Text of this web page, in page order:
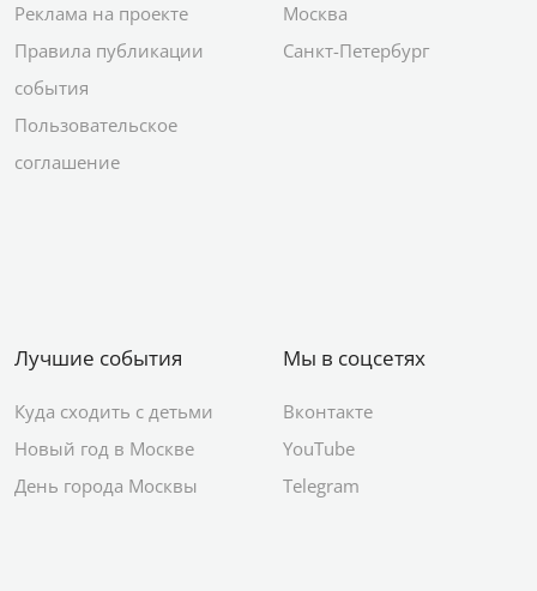
Реклама на проекте
Правила публикации
события
Пользовательское
соглашение
Москва
Санкт-Петербург
Лучшие события
Куда сходить с детьми
Новый год в Москве
День города Москвы
Мы в соцсетях
Вконтакте
YouTube
Telegram